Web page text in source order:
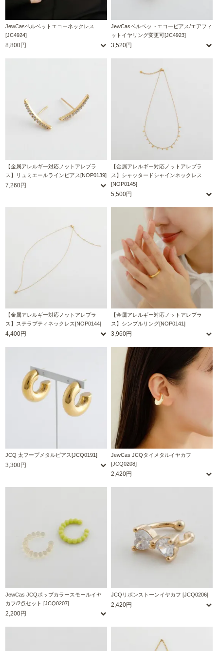
JewCasベルベットエコーネックレス
[JC4924]
8,800円
JewCasベルベットエコーピアス/エアフィ
ットイヤリング変更可[JC4923]
3,520円
【金属アレルギー対応ノットアレプラ
ス】リュミエールラインピアス[NOP0139]
7,260円
【金属アレルギー対応ノットアレプラ
ス】シャッタードシャインネックレス
[NOP0145]
5,500円
【金属アレルギー対応ノットアレプラ
ス】ステラプティネックレス[NOP0144]
4,400円
【金属アレルギー対応ノットアレプラ
ス】シンプルリング[NOP0141]
3,960円
JCQ 太フープメタルピアス[JCQ0191]
3,300円
JewCas JCQタイメタルイヤカフ
[JCQ0208]
2,420円
JewCas JCQポップカラースモールイヤ
カフ/2点セット [JCQ0207]
2,200円
JCQリボンストーンイヤカフ [JCQ0206]
2,420円